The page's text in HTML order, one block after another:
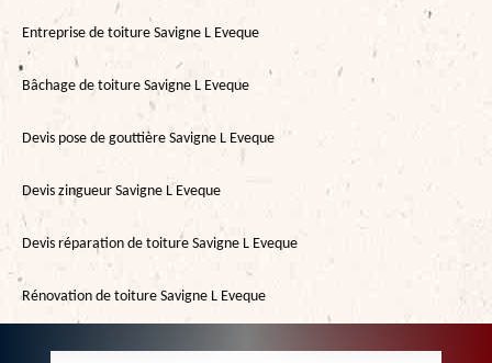
Entreprise de toiture Savigne L Eveque
Bâchage de toiture Savigne L Eveque
Devis pose de gouttière Savigne L Eveque
Devis zingueur Savigne L Eveque
Devis réparation de toiture Savigne L Eveque
Rénovation de toiture Savigne L Eveque